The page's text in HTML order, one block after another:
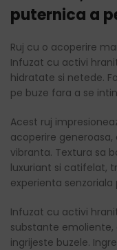
puternica a
Ruj cu o acoperire
Infuzat cu activi
hidratate si netede.
pe buze fara a se
Acest ruj
acoperire
vibranta. Textura sa
luxuriant si catifelat,
experienta senzoriala
Infuzat cu activi
substante emoliente,
ingrijeste buzele.